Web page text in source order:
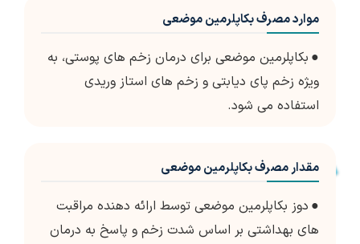
موارد مصرف بکاپلرمین موضعی
● بکاپلرمین موضعی برای درمان زخم های پوستی، به
ویژه زخم پای دیابتی و زخم های استاز وریدی
استفاده می شود.
مقدار مصرف بکاپلرمین موضعی
● دوز بکاپلرمین موضعی توسط ارائه دهنده مراقبت
های بهداشتی بر اساس شدت زخم و پاسخ به درمان